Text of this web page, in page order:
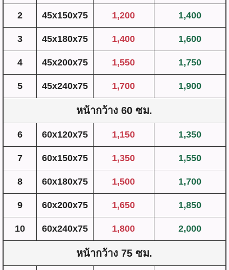
2 45x150x75 1,200 1,400
3 45x180x75 1,400 1,600
4 45x200x75 1,550 1,750
5 45x240x75 1,700 1,900
หน้ากว้าง 60 ซม.
6 60x120x75 1,150 1,350
7 60x150x75 1,350 1,550
8 60x180x75 1,500 1,700
9 60x200x75 1,650 1,850
10 60x240x75 1,800 2,000
หน้ากว้าง 75 ซม.